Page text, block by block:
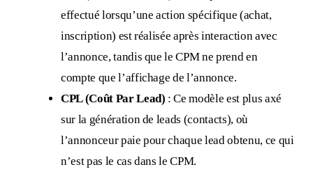
effectué lorsqu’une action spécifique (achat,
inscription) est réalisée après interaction avec
l’annonce, tandis que le CPM ne prend en
compte que l’affichage de l’annonce.
CPL (Coût Par Lead) : Ce modèle est plus axé
sur la génération de leads (contacts), où
l’annonceur paie pour chaque lead obtenu, ce qui
n’est pas le cas dans le CPM.